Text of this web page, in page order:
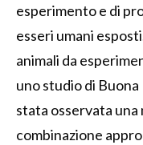
esperimento e di
esseri umani
animali da
uno studio di
stata osservata una
combinazione